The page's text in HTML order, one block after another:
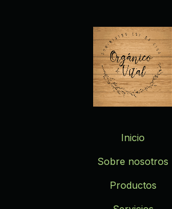
Inicio
Sobre nosotros
Productos